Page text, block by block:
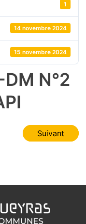
1
14 novembre 2024
15 novembre 2024
N°2
Suivant